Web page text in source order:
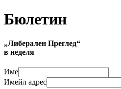
Бюлетин
„Либерален Преглед“
в неделя
Име
Имейл адрес